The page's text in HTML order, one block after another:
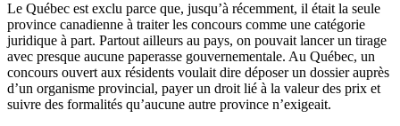
Le Québec est exclu parce que, jusqu’à récemment, il était la seule
province canadienne à traiter les concours comme une catégorie
juridique à part. Partout ailleurs au pays, on pouvait lancer un tirage
avec presque aucune paperasse gouvernementale. Au Québec, un
concours ouvert aux résidents voulait dire déposer un dossier auprès
d’un organisme provincial, payer un droit lié à la valeur des prix et
suivre des formalités qu’aucune autre province n’exigeait.